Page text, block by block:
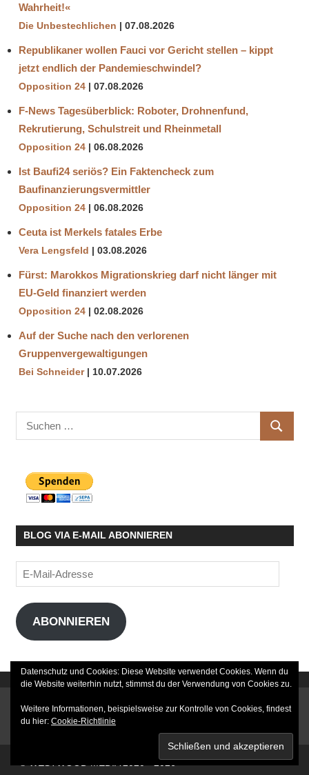
Wahrheit!«
Die Unbestechlichen 07.08.2026
Republikaner wollen Fauci vor Gericht stellen – kippt
jetzt endlich der Pandemieschwindel?
Opposition 24 07.08.2026
F-News Tagesüberblick: Roboter, Drohnenfund,
Rekrutierung, Schulstreit und Rheinmetall
Opposition 24 06.08.2026
Ist Baufi24 seriös? Ein Faktencheck zum
Baufinanzierungsvermittler
Opposition 24 06.08.2026
Ceuta ist Merkels fatales Erbe
Vera Lengsfeld 03.08.2026
Fürst: Marokkos Migrationskrieg darf nicht länger mit
EU-Geld finanziert werden
Opposition 24 02.08.2026
Auf der Suche nach den verlorenen
Gruppenvergewaltigungen
Bei Schneider 10.07.2026
Suchen
nach:
SUCHEN
BLOG VIA E-MAIL ABONNIEREN
E-
Mail-
Adresse
ABONNIEREN
Datenschutz und Cookies: Diese Website verwendet Cookies. Wenn du
die Website weiterhin nutzt, stimmst du der Verwendung von Cookies zu.
Weitere Informationen, beispielsweise zur Kontrolle von Cookies, findest
du hier: Cookie-Richtlinie
© WESTWOOD MEDIA 2020 - 2026